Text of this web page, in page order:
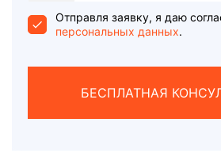
+1
Отправля заявку, я даю
персональных данных.
БЕСПЛАТНАЯ